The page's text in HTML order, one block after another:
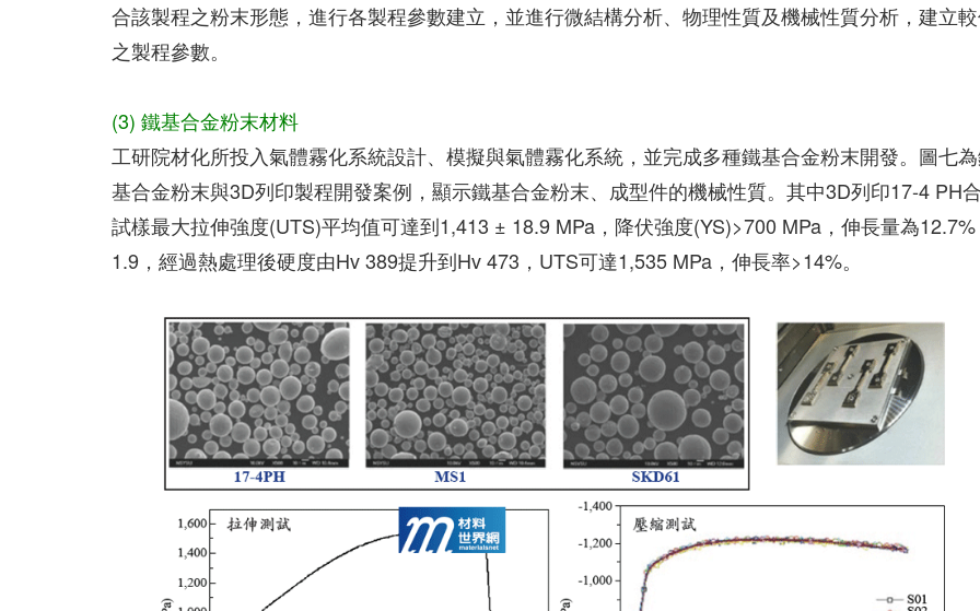
合該製程之粉末形態，進行各製程參數建立，並進行微結構分析、物理性質及機械性質分析，建立
之製程參數。
(3) 鐵基合金粉末材料
工研院材化所投入氣體霧化系統設計、模擬與氣體霧化系統，並完成多種鐵基合金粉末開發。圖七
基合金粉末與3D列印製程開發案例，顯示鐵基合金粉末、成型件的機械性質。其中3D列印17-4 PH
試樣最大拉伸強度(UTS)平均值可達到1,413 ± 18.9 MPa，降伏強度(YS)>700 MPa，伸長量為
1.9，經過熱處理後硬度由Hv 389提升到Hv 473，UTS可達1,535 MPa，伸長率>14%。